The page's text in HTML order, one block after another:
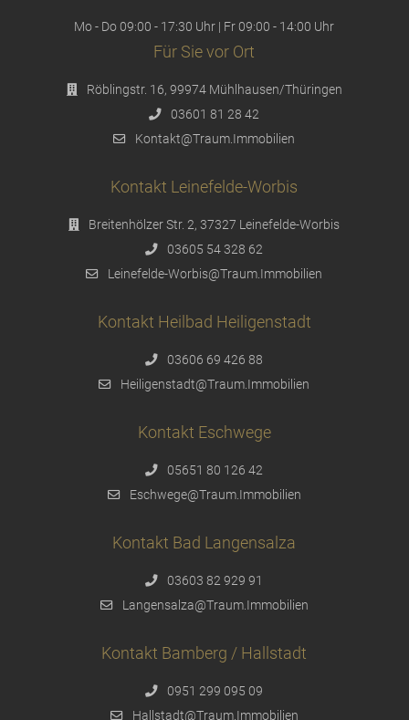
Mo - Do 09:00 - 17:30 Uhr | Fr 09:00 - 14:00 Uhr
Für Sie vor Ort
Röblingstr. 16, 99974 Mühlhausen/Thüringen
03601 81 28 42
Kontakt@Traum.Immobilien
Kontakt Leinefelde-Worbis
Breitenhölzer Str. 2, 37327 Leinefelde-Worbis
03605 54 328 62
Leinefelde-Worbis@Traum.Immobilien
Kontakt Heilbad Heiligenstadt
03606 69 426 88
Heiligenstadt@Traum.Immobilien
Kontakt Eschwege
05651 80 126 42
Eschwege@Traum.Immobilien
Kontakt Bad Langensalza
03603 82 929 91
Langensalza@Traum.Immobilien
Kontakt Bamberg / Hallstadt
0951 299 095 09
Hallstadt@Traum.Immobilien